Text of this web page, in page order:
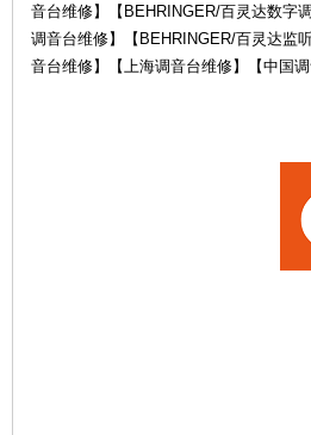
音台维修】【BEHRINGER/百灵达数字
调音台维修】【BEHRINGER/百灵达监
音台维修】【上海调音台维修】【中国